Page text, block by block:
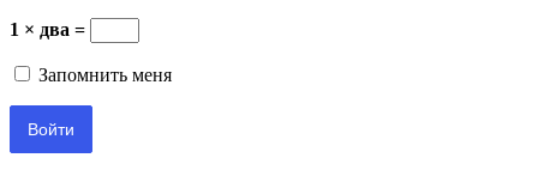
1 × два =
Запомнить меня